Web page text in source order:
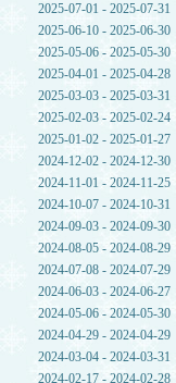
2025-07-01 - 2025-07-31
2025-06-10 - 2025-06-30
2025-05-06 - 2025-05-30
2025-04-01 - 2025-04-28
2025-03-03 - 2025-03-31
2025-02-03 - 2025-02-24
2025-01-02 - 2025-01-27
2024-12-02 - 2024-12-30
2024-11-01 - 2024-11-25
2024-10-07 - 2024-10-31
2024-09-03 - 2024-09-30
2024-08-05 - 2024-08-29
2024-07-08 - 2024-07-29
2024-06-03 - 2024-06-27
2024-05-06 - 2024-05-30
2024-04-29 - 2024-04-29
2024-03-04 - 2024-03-31
2024-02-17 - 2024-02-28